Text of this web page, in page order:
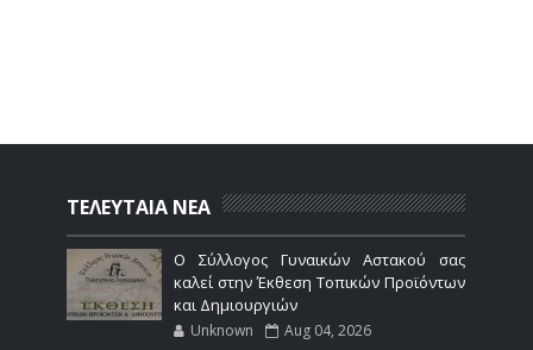
ΤΕΛΕΥΤΑΙΑ ΝΕΑ
Ο Σύλλογος Γυναικών Αστακού σας
καλεί στην Έκθεση Τοπικών Προϊόντων
και Δημιουργιών
Unknown Aug 04, 2026